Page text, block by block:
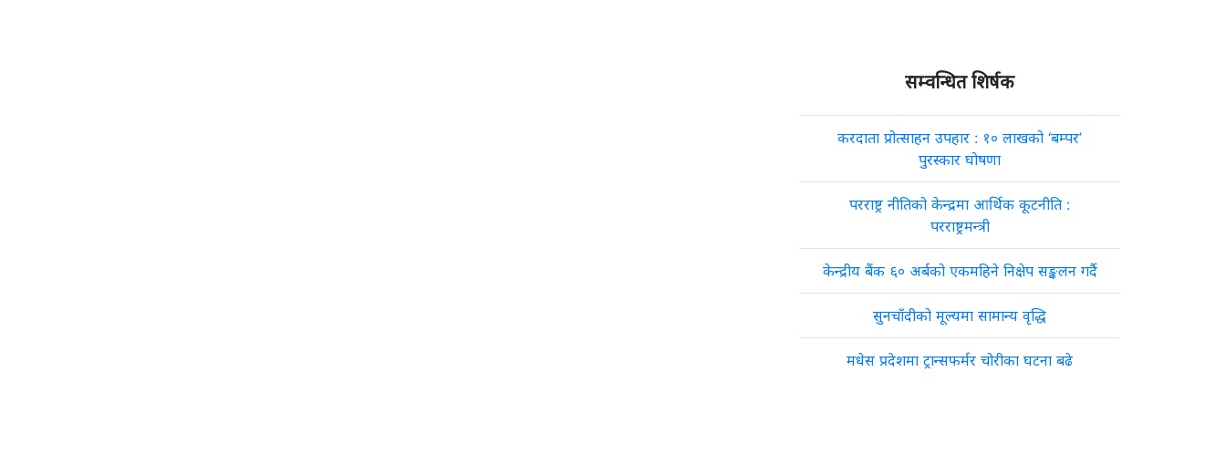
सम्वन्धित शिर्षक
करदाता प्रोत्साहन उपहार : १० लाखको ‘बम्पर’
पुरस्कार घोषणा
परराष्ट्र नीतिको केन्द्रमा आर्थिक कूटनीति :
परराष्ट्रमन्त्री
केन्द्रीय बैंक ६० अर्बको एकमहिने निक्षेप सङ्कलन गर्दै
सुनचाँदीको मूल्यमा सामान्य वृद्धि
मधेस प्रदेशमा ट्रान्सफर्मर चोरीका घटना बढे